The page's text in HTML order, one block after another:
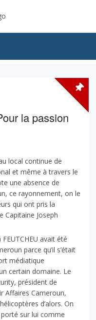
la passion
local continue de
et même à travers le
une absence de
ce rayonnement, on le
qui ont pris la
Capitaine Joseph
avait été
parce qu’il s’était
médiatique
certain domaine. Le
président de
Affaires Cameroun,
d’alors. On
porté sur lui comme